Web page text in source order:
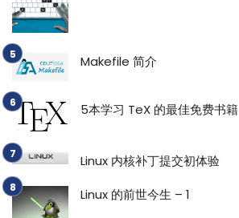
Makefile 简介
5本学习 TeX 的最佳免费书籍
Linux 内核补丁提交初体验
Linux 的前世今生 – 1